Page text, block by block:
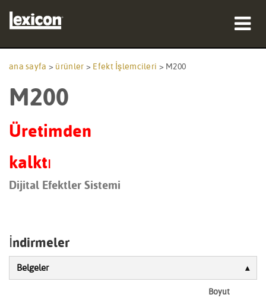
ürünler
nereden satın alınır
eğitim
Dil/Bölge
ana sayfa > ürünler > Efekt İşlemcileri > M200
M200
Üretimden
kalktı
Dijital Efektler Sistemi
İndirmeler
Belgeler
Boyut